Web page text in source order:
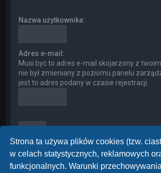
Strona ta używa plików cookies (tzw.
w celach statystycznych, reklamowych
funkcjonalnych. Warunki
Nazwa użytkownika:
Adres e-mail:
Musi być to adres e-mail skojarzony z
nie był zmieniany z poziomu panelu
jest to adres podany w czasie rejestracji.